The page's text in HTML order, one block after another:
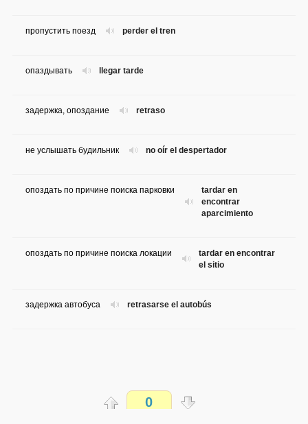
perder el tren
пропустить поезд
llegar tarde
опаздывать
retraso
задержка, опоздание
no oír el despertador
не услышать будильник
tardar en
encontrar
aparcimiento
опоздать по причине поиска парковки
tardar en encontrar
el sitio
опоздать по причине поиска локации
retrasarse el autobús
задержка автобуса
0